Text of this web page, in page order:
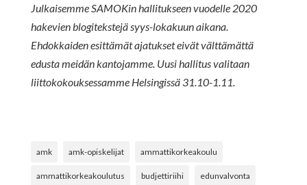
Julkaisemme SAMOKin hallitukseen vuodelle 2020
hakevien blogitekstejä syys-lokakuun aikana.
Ehdokkaiden esittämät ajatukset eivät välttämättä
edusta meidän kantojamme. Uusi hallitus valitaan
liittokokouksessamme Helsingissä 31.10-1.11.
amk amk-opiskelijat ammattikorkeakoulu
ammattikorkeakoulutus budjettiriihi edunvalvonta